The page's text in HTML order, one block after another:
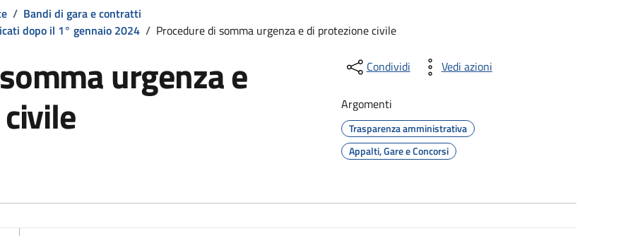
/ Bandi di gara e contratti
dopo il 1° gennaio 2024 / Procedure di somma urgenza e di protezione civile
urgenza e Condividi Vedi azioni
Argomenti
Trasparenza amministrativa
Appalti, Gare e Concorsi